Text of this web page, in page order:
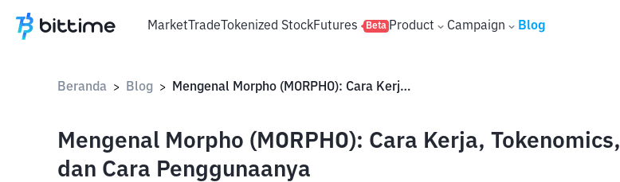
MarketTradeTokenized StockFutures Beta Product Campaign Blog
Beranda > Blog > Mengenal Morpho (MORPHO): Cara Kerja, Tokenomics, dan Cara Penggunaanya
Mengenal Morpho (MORPHO): Cara Kerja, Tokenomics,
dan Cara Penggunaanya